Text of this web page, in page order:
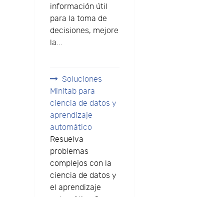
información útil
para la toma de
decisiones, mejore
la...
Soluciones
Minitab para
ciencia de datos y
aprendizaje
automático
Resuelva
problemas
complejos con la
ciencia de datos y
el aprendizaje